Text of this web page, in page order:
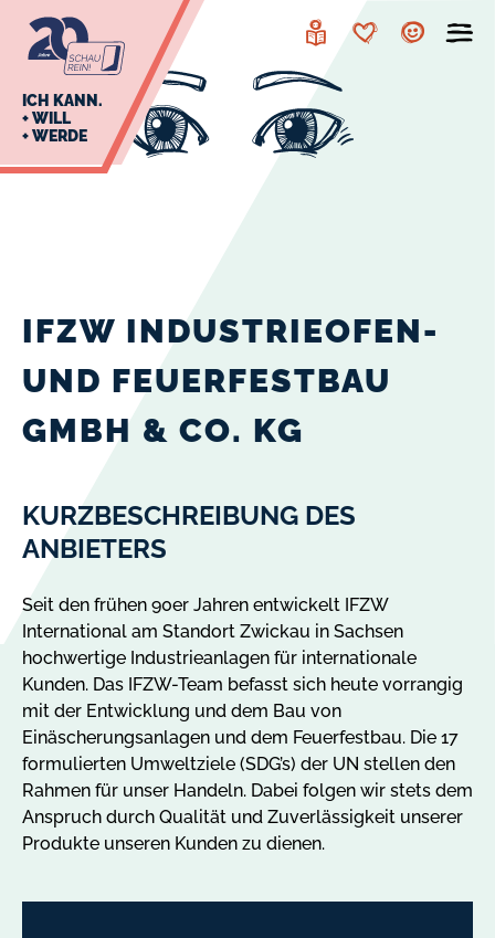
Navigation
Inhalt
Leichte
MerkzettelAccount
ICH KANN.
+ WILL
+ WERDE
IFZW INDUSTRIEOFEN-
UND FEUERFESTBAU
GMBH & CO. KG
KURZBESCHREIBUNG DES
ANBIETERS
Seit den frühen 90er Jahren entwickelt IFZW
International am Standort Zwickau in Sachsen
hochwertige Industrieanlagen für internationale
Kunden. Das IFZW-Team befasst sich heute vorrangig
mit der Entwicklung und dem Bau von
Einäscherungsanlagen und dem Feuerfestbau. Die 17
formulierten Umweltziele (SDG’s) der UN stellen den
Rahmen für unser Handeln. Dabei folgen wir stets dem
Anspruch durch Qualität und Zuverlässigkeit unserer
Produkte unseren Kunden zu dienen.